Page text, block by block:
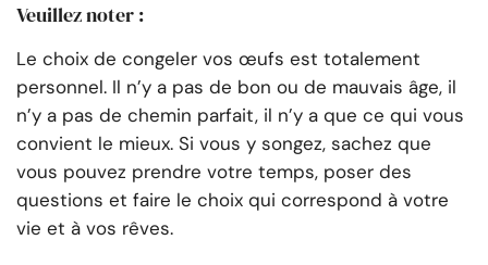
Veuillez noter :
Le choix de congeler vos œufs est totalement
personnel. Il n’y a pas de bon ou de mauvais âge, il
n’y a pas de chemin parfait, il n’y a que ce qui vous
convient le mieux. Si vous y songez, sachez que
vous pouvez prendre votre temps, poser des
questions et faire le choix qui correspond à votre
vie et à vos rêves.